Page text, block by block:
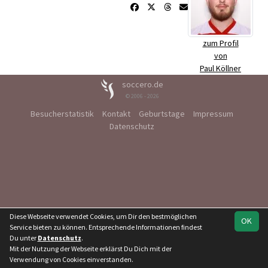
zum Profil
von
Paul Köllner
soccero.de
© 2006 - 2026
Besucherstatistik Kontakt Geburtstage
Impressum
Datenschutz
OK
Diese Webseite verwendet Cookies, um Dir den bestmöglichen
Service bieten zu können. Entsprechende Informationen findest
Du unter Datenschutz.
Mit der Nutzung der Webseite erklärst Du Dich mit der
Verwendung von Cookies einverstanden.